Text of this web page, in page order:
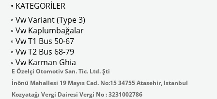
isteyenler için tercih edilir.
• KATEGORİLER
◦ Vw Variant (Type 3)
◦ Vw Kaplumbağalar
◦ Vw T1 Bus 50-67
◦ Vw T2 Bus 68-79
◦ Vw Karman Ghia
E Özelçi Otomotiv San. Tic. Ltd. Şti
İnönü Mahallesi 19 Mayıs Cad. No:15 34755 Atasehir, Istanbul
Kozyatağı Vergi Dairesi Vergi No : 3231002786